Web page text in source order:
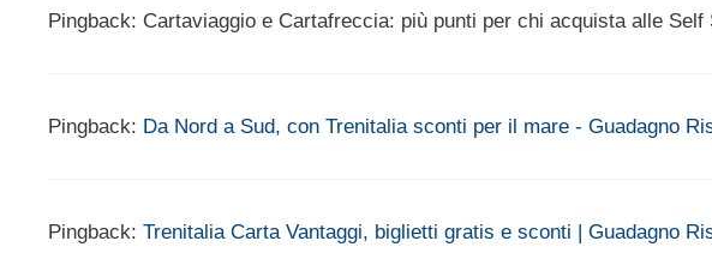
Pingback: Cartaviaggio e Cartafreccia: più punti per chi acquista alle
Pingback: Da Nord a Sud, con Trenitalia sconti per il mare - Guadagno
Pingback: Trenitalia Carta Vantaggi, biglietti gratis e sconti | Guadagno